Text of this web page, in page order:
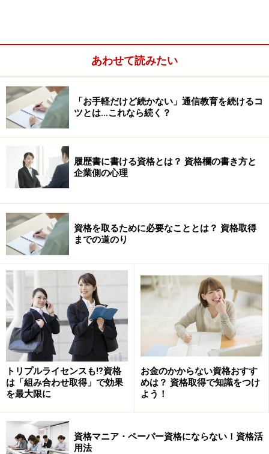
1 /2
あわせて読みたい
「お手軽だけど続かない」通信教育を続けるコ
ツとは…これなら続く？
履歴書に書ける資格とは？ 資格欄の書き方と
企業側の心理
資格を取るために必要なこととは？ 資格取得
までの道のり
トリプルライセンスも⁉資格
は「組み合わせ取得」で効果
を最大限に
お金のかからない資格おすす
めは？ 資格取得で知識をつけ
よう！
資格マニア・ペーパー資格にならない！資格活
用法